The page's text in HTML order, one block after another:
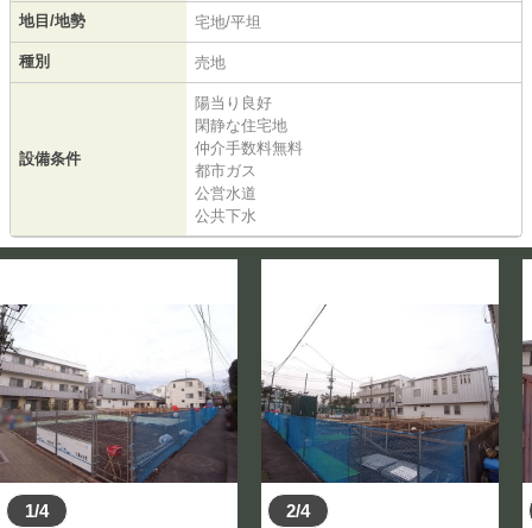
地目/地勢 宅地/平坦
種別 売地
設備条件
陽当り良好
閑静な住宅地
仲介手数料無料
都市ガス
公営水道
公共下水
1/4 2/4